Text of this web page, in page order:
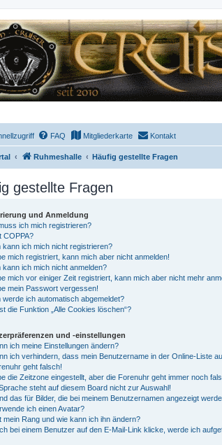
FAQ Mitgliederkarte Kontakt
Ruhmeshalle Häufig gestellte Fragen
gestellte Fragen
und Anmeldung
ich mich registrieren?
COPPA?
kann ich mich nicht registrieren?
mich registriert, kann mich aber nicht anmelden!
kann ich mich nicht anmelden?
mich vor einiger Zeit registriert, kann mich aber nicht mehr
mein Passwort vergessen!
werde ich automatisch abgemeldet?
die Funktion „Alle Cookies löschen“?
und -einstellungen
ich meine Einstellungen ändern?
ich verhindern, dass mein Benutzername in der Online-Liste
geht falsch!
die Zeitzone eingestellt, aber die Forenuhr geht immer noch
steht auf diesem Board nicht zur Auswahl!
das für Bilder, die bei meinem Benutzernamen angezeigt
ich einen Avatar?
mein Rang und wie kann ich ihn ändern?
bei einem Benutzer auf den E-Mail-Link klicke, werde ich